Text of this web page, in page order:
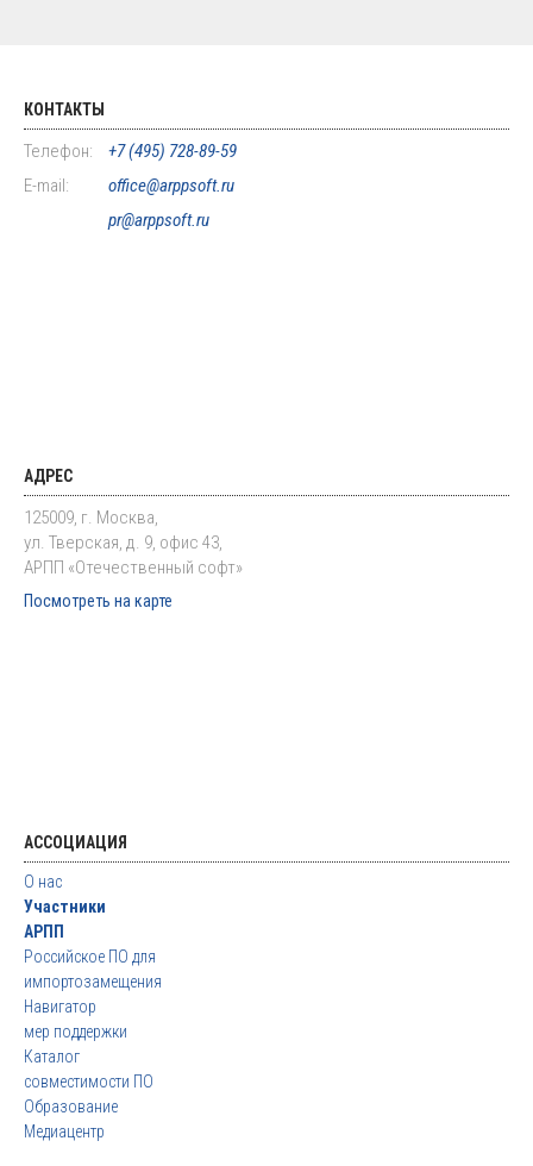
КОНТАКТЫ
Телефон:
+7 (495) 728-89-59
E-mail:
office@arppsoft.ru
pr@arppsoft.ru
АДРЕС
125009, г. Москва,
ул. Тверская, д. 9, офис 43,
АРПП «Отечественный софт»
Посмотреть на карте
АССОЦИАЦИЯ
О нас
Участники
АРПП
Российское ПО для
импортозамещения
Навигатор
мер поддержки
Каталог
совместимости ПО
Образование
Медиацентр